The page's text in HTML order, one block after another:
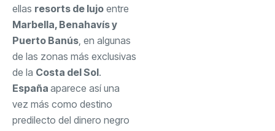
ellas resorts de lujo entre
Marbella, Benahavís y
Puerto Banús, en algunas
de las zonas más exclusivas
de la Costa del Sol.
España aparece así una
vez más como destino
predilecto del dinero negro